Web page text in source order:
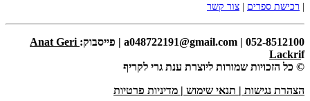
| רכישת ספרים | צור קשר
052-8512100 | a048722191@gmail.com | פייסבוק:
Anat Geri
Lackrif
© כל הזכויות שמורות ליוצרת ענת גרי לקריף
הצהרת נגישות | תנאי שימוש | מדיניות פרטיות